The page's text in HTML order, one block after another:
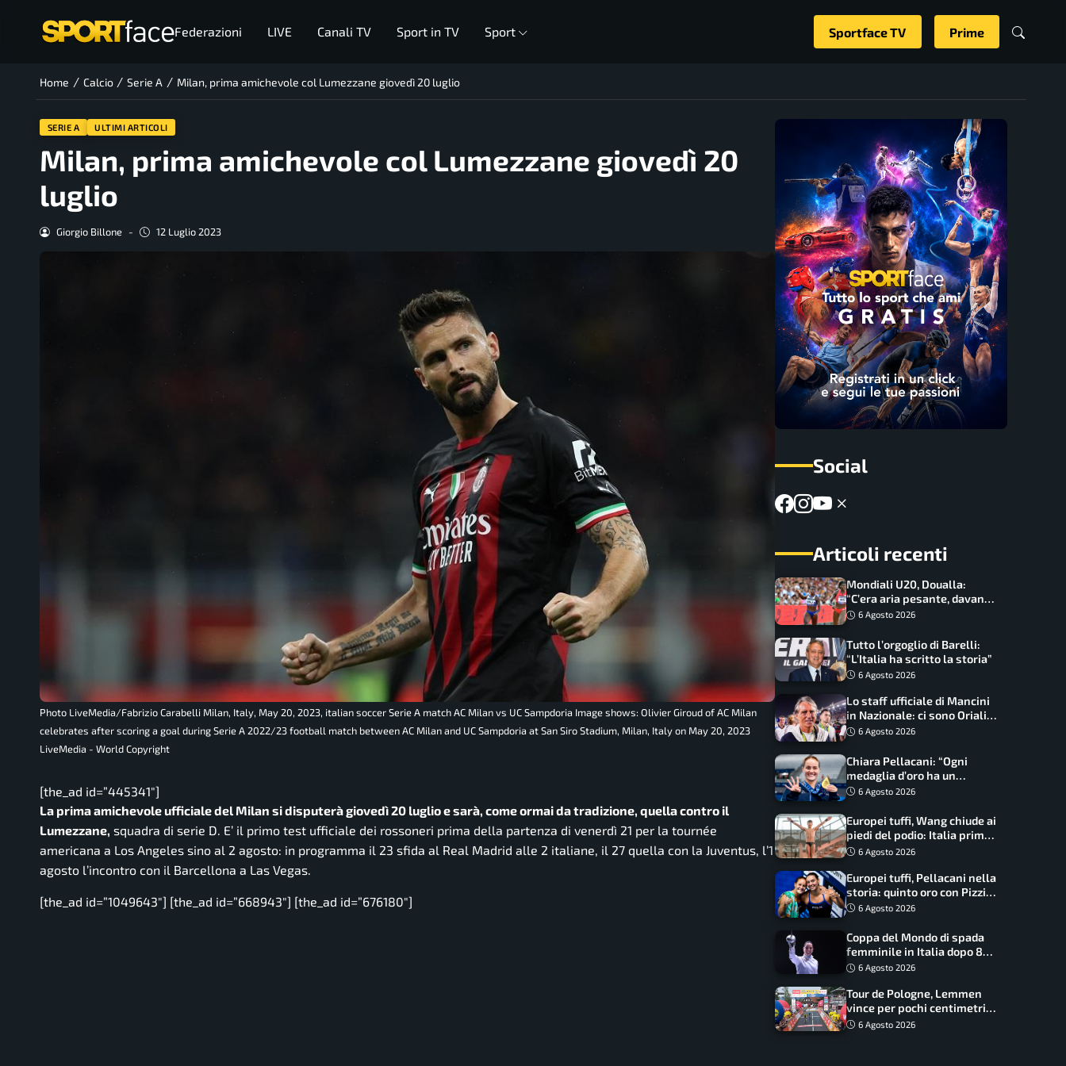
Federazioni LIVE Canali TV Sport in TV Sport Sportface TV Prime
Home / Calcio / Serie A / Milan, prima amichevole col Lumezzane giovedì 20 luglio
SERIE A ULTIMI ARTICOLI
Milan, prima amichevole col Lumezzane giovedì 20
luglio
Giorgio Billone - 12 Luglio 2023
Photo LiveMedia/Fabrizio Carabelli Milan, Italy, May 20, 2023, italian soccer Serie A match AC Milan vs UC Sampdoria Image shows: Olivier Giroud of AC Milan
celebrates after scoring a goal during Serie A 2022/23 football match between AC Milan and UC Sampdoria at San Siro Stadium, Milan, Italy on May 20, 2023
LiveMedia - World Copyright
[the_ad id=”445341″]
La prima amichevole ufficiale del Milan si disputerà giovedì 20 luglio e sarà, come ormai da tradizione, quella contro il
Lumezzane, squadra di serie D. E’ il primo test ufficiale dei rossoneri prima della partenza di venerdì 21 per la tournée
americana a Los Angeles sino al 2 agosto: in programma il 23 sfida al Real Madrid alle 2 italiane, il 27 quella con la Juventus, l’1
agosto l’incontro con il Barcellona a Las Vegas.
[the_ad id=”1049643″] [the_ad id=”668943″] [the_ad id=”676180″]
Social
Articoli recenti
Mondiali U20, Doualla:
“C’era aria pesante, davano
le mascherine! Finale? Non
6 Agosto 2026
Tutto l’orgoglio di Barelli:
“L’Italia ha scritto la storia”
6 Agosto 2026
Lo staff ufficiale di Mancini
in Nazionale: ci sono Oriali e
Bonucci, confermato un
6 Agosto 2026
Chiara Pellacani: “Ogni
medaglia d’oro ha un
significato diverso. Ho fatto
6 Agosto 2026
Europei tuffi, Wang chiude ai
piedi del podio: Italia prima
nel medagliere
6 Agosto 2026
Europei tuffi, Pellacani nella
storia: quinto oro con Pizzini
nel sincro da 3 metri
6 Agosto 2026
Coppa del Mondo di spada
femminile in Italia dopo 8
anni, Alberta Santuccio: “Il
frutti”
6 Agosto 2026
Tour de Pologne, Lemmen
vince per pochi centimetri
su Scaroni: maxi-caduta e
6 Agosto 2026